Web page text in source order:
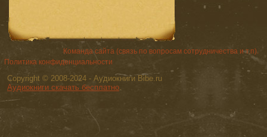
Команда сайта (связь по вопросам сотрудничества и т.п).
Политика конфиденциальности
Copyright © 2008-2024 - Аудиокниги Bibe.ru
Аудиокниги скачать бесплатно.